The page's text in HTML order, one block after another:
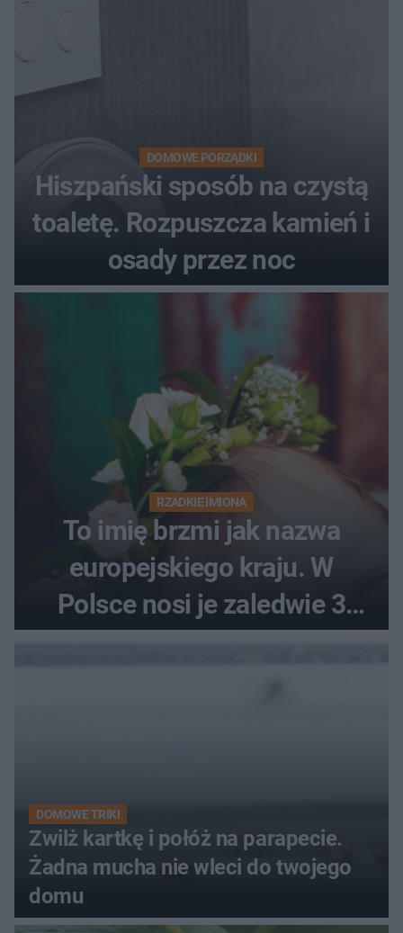
DOMOWE PORZĄDKI
Hiszpański sposób na czystą
toaletę. Rozpuszcza kamień i
osady przez noc
RZADKIE IMIONA
To imię brzmi jak nazwa
europejskiego kraju. W
Polsce nosi je zaledwie 3
DOMOWE TRIKI
Zwilż kartkę i połóż na parapecie.
Żadna mucha nie wleci do twojego
domu